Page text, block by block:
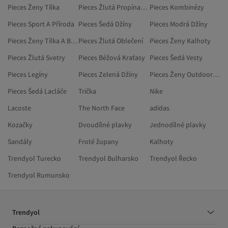
Pieces Ženy Tílka
Pieces Žlutá Propínací Svetry Pieces Kombinézy
Pieces Sport A Příroda Pieces Šedá Džíny
Pieces Modrá Džíny
Pieces Ženy Tílka A Body Pieces Žlutá Oblečení
Pieces Ženy Kalhoty
Pieces Žlutá Svetry
Pieces Béžová Kraťasy
Pieces Šedá Vesty
Pieces Legíny
Pieces Zelená Džíny
Pieces Ženy Outdoorové Oblečení
Pieces Šedá Lacláče
Trička
Nike
Lacoste
The North Face
adidas
Kozačky
Dvoudílné plavky
Jednodílné plavky
Sandály
Froté župany
Kalhoty
Trendyol Turecko
Trendyol Bulharsko
Trendyol Řecko
Trendyol Rumunsko
Trendyol